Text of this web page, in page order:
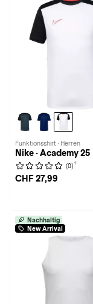
Funktionsshirt · Herren
Nike · Academy 25
(0) 1
CHF 27,99
Nachhaltig
New Arrival